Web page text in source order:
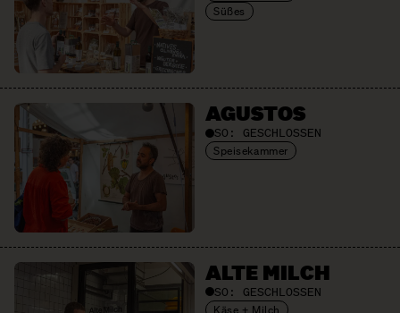
Süßes
AGUSTOS
SO: GESCHLOSSEN
Speisekammer
ALTE MILCH
SO: GESCHLOSSEN
Käse + Milch